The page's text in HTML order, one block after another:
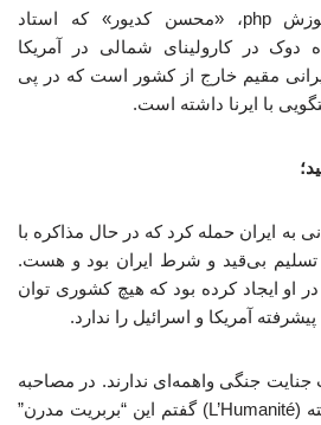
به گزارش خبرگزاری آموزش php، «محسن کدیور» که استاد
دوک در کارولینای شمالی در آمریکا
مقیم خارج از کشور است که در پی
با ایرنا داشته است.
به ایران حمله کرد که در حال مذاکره با
تسلیم بی‌قید و شرط ایران بود و هست.
او ایجاد کرده بود که هیچ کشوری توان
آمریکا و اسرائیل را ندارد.
جنایت جنگی واهمه‌ای ندارند. در مصاحبه
با روزنامه فرانسوی لومانیته (L’Humanité) گفتم این “بربریت مدرن”